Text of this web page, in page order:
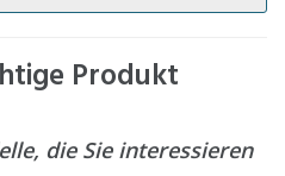
Produkt
die Sie interessieren